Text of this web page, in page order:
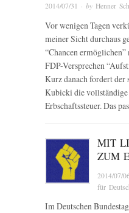
2014/07/31 · by Henner
Vor wenigen Tagen
meiner Sicht durchaus
“Chancen
FDP-Versprechen
Kurz danach fordert der
Kubicki die
Erbschaftssteuer. Das
MIT
ZUM
2014/07/
für
Im Deutschen